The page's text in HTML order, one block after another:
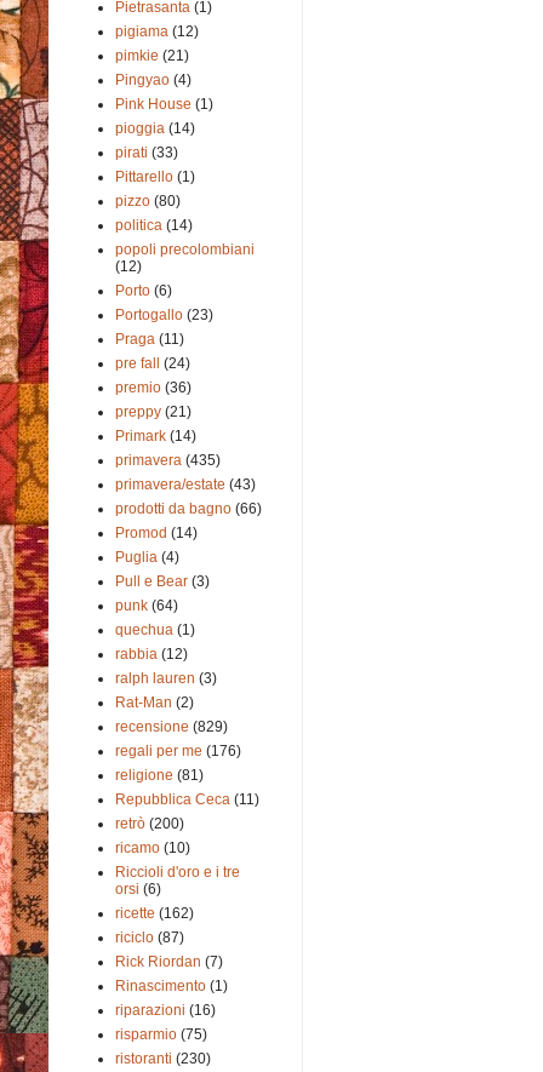
Pietrasanta (1)
pigiama (12)
pimkie (21)
Pingyao (4)
Pink House (1)
pioggia (14)
pirati (33)
Pittarello (1)
pizzo (80)
politica (14)
popoli precolombiani
(12)
Porto (6)
Portogallo (23)
Praga (11)
pre fall (24)
premio (36)
preppy (21)
Primark (14)
primavera (435)
primavera/estate (43)
prodotti da bagno (66)
Promod (14)
Puglia (4)
Pull e Bear (3)
punk (64)
quechua (1)
rabbia (12)
ralph lauren (3)
Rat-Man (2)
recensione (829)
regali per me (176)
religione (81)
Repubblica Ceca (11)
retrò (200)
ricamo (10)
Riccioli d'oro e i tre
orsi (6)
ricette (162)
riciclo (87)
Rick Riordan (7)
Rinascimento (1)
riparazioni (16)
risparmio (75)
ristoranti (230)